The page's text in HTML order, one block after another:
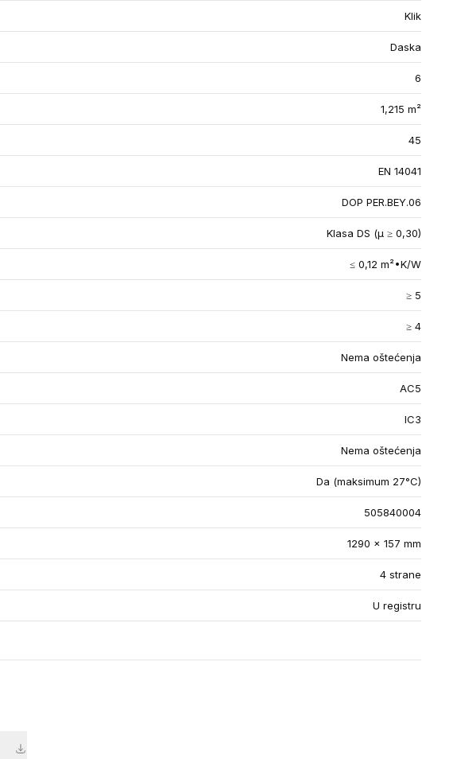
Klik
Daska
6
1,215 m²
45
EN 14041
DOP PER.BEY.06
Klasa DS (µ ≥ 0,30)
≤ 0,12 m²•K/W
≥ 5
≥ 4
Nema oštećenja
AC5
IC3
Nema oštećenja
Da (maksimum 27°C)
505840004
1290 x 157 mm
4 strane
U registru